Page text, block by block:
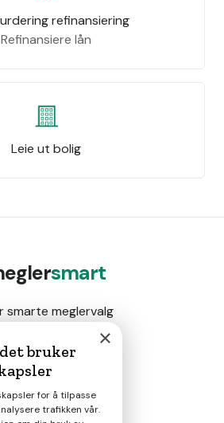
refinansiering
Refinansiere lån
Leie ut bolig
smart
smarte meglervalg
Magasin
Nyheter
×
bruker
for å tilpasse
trafikken vår.